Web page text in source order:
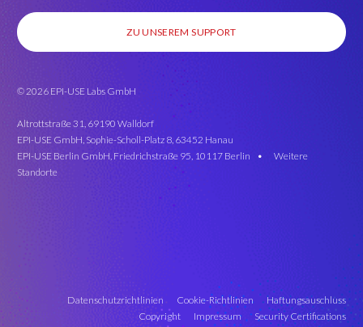
ZU UNSEREM SUPPORT
© 2026 EPI-USE Labs GmbH
Altrottstraße 31, 69190 Walldorf
EPI-USE GmbH, Sophie-Scholl-Platz 8, 63452 Hanau
EPI-USE Berlin GmbH, Friedrichstraße 95, 10117 Berlin •
Weitere
Standorte
Datenschutzrichtlinien Cookie-Richtlinien
Haftungsauschluss
Copyright
Impressum Security Certifications